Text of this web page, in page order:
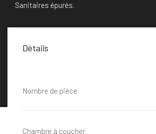
Sanitaires épurés.
Détails
Nombre de pièce
Chambre à coucher